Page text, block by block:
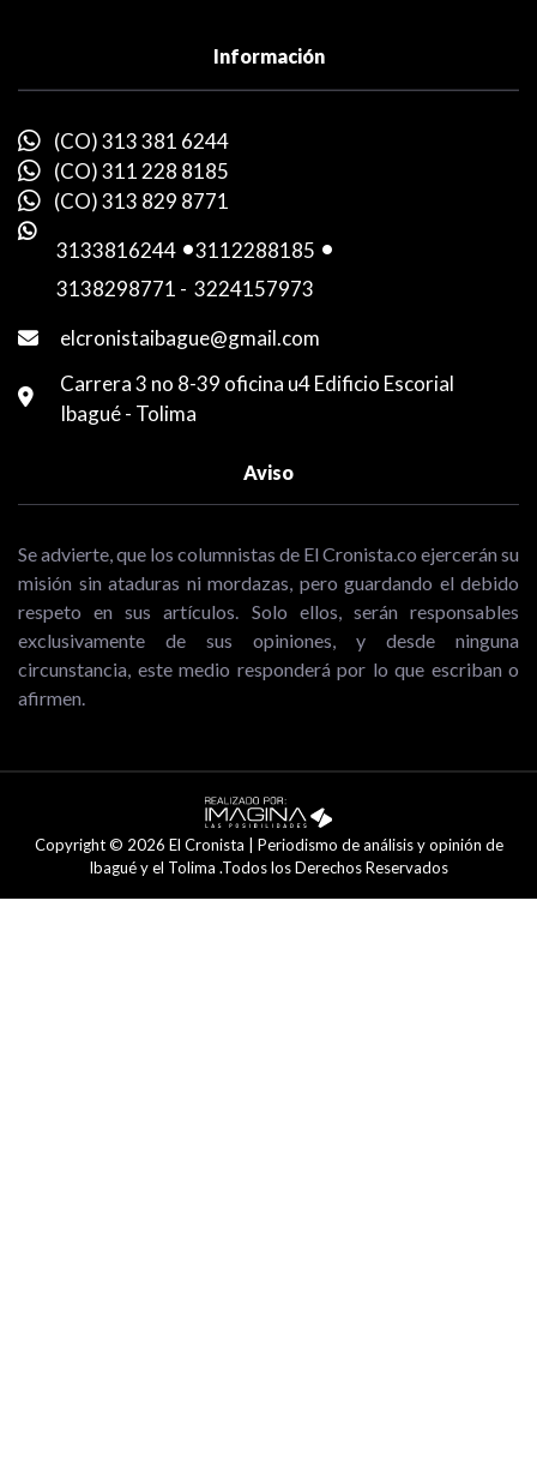
Información
(CO) 313 381 6244
(CO) 311 228 8185
(CO) 313 829 8771
3133816244 -3112288185 -
3138298771 - 3224157973
elcronistaibague@gmail.com
Carrera 3 no 8-39 oficina u4 Edificio Escorial
Ibagué - Tolima
Aviso
Se advierte, que los columnistas de El Cronista.co ejercerán su
misión sin ataduras ni mordazas, pero guardando el debido
respeto en sus artículos. Solo ellos, serán responsables
exclusivamente de sus opiniones, y desde ninguna
circunstancia, este medio responderá por lo que escriban o
afirmen.
Copyright © 2026 El Cronista | Periodismo de análisis y opinión de
Ibagué y el Tolima .Todos los Derechos Reservados